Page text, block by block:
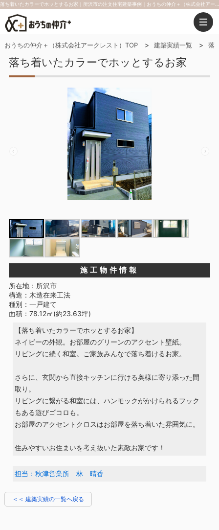
おうちの仲介＋（株式会社アークレスト）TOP 建築実績一覧 落
落ち着いたカラーでホッとするお家
施工物件情報
所在地：所沢市
構造：木造在来工法
種別：一戸建て
面積：78.12㎡(約23.63坪)
【落ち着いたカラーでホッとするお家】
ネイビーの外観。お部屋のグリーンのアクセント壁紙。
リビングに続く和室。ご家族みんなで落ち着けるお家。
さらに、玄関から直接キッチンに行ける奥様に寄り添った間
取り。
リビングに繋がる和室には、ハンモックがかけられるフック
もある遊びゴコロも。
お部屋のアクセントクロスはお部屋を落ち着いた雰囲気に。
住みやすいお住まいを考え抜いた素敵お家です！
担当：秋津営業所 林 晴香
＜＜ 建築実績の一覧へ戻る